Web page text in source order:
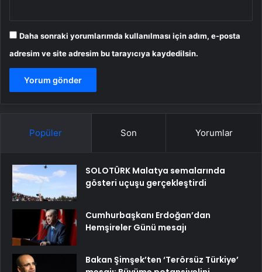
Daha sonraki yorumlarımda kullanılması için adım, e-posta
adresim ve site adresim bu tarayıcıya kaydedilsin.
Popüler Son Yorumlar
SOLOTÜRK Malatya semalarında
gösteri uçuşu gerçekleştirdi
Cumhurbaşkanı Erdoğan’dan
Hemşireler Günü mesajı
Bakan Şimşek’ten ‘Terörsüz Türkiye’